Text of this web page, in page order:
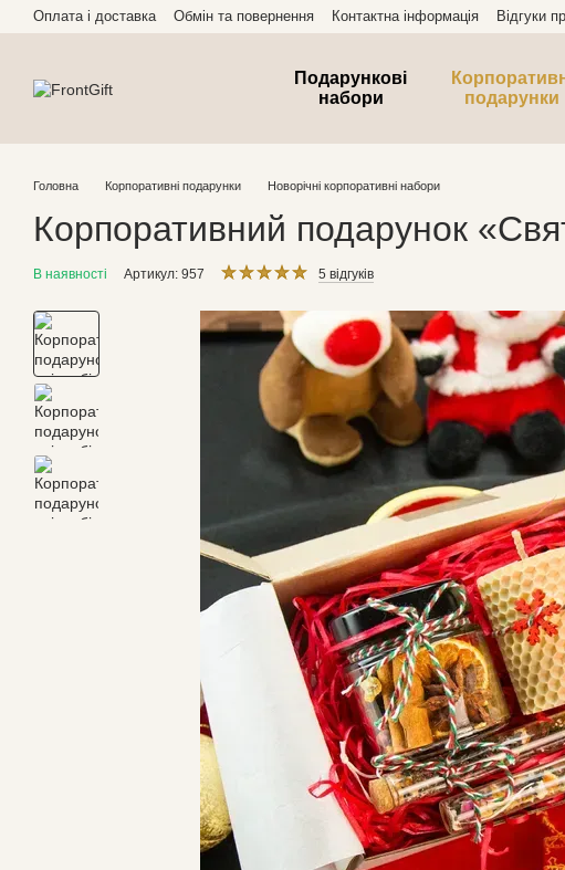
Перейти до основного контенту
Оплата і доставка Обмін та повернення Контактна інформація Відгуки
Подарункові
набори
подарунки
Головна Корпоративні подарунки Новорічні корпоративні набори
Корпоративний подарунок
В наявності Артикул: 957 5 відгуків